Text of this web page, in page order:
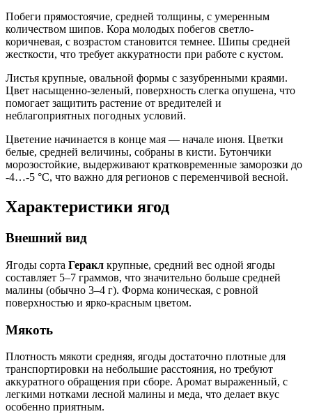
Побеги прямостоячие, средней толщины, с умеренным
количеством шипов. Кора молодых побегов светло-
коричневая, с возрастом становится темнее. Шипы средней
жесткости, что требует аккуратности при работе с кустом.
Листья крупные, овальной формы с зазубренными краями.
Цвет насыщенно-зеленый, поверхность слегка опушена, что
помогает защитить растение от вредителей и
неблагоприятных погодных условий.
Цветение начинается в конце мая — начале июня. Цветки
белые, средней величины, собраны в кисти. Бутончики
морозостойкие, выдерживают кратковременные заморозки до
-4…-5 °C, что важно для регионов с переменчивой весной.
Характеристики ягод
Внешний вид
Ягоды сорта Геракл крупные, средний вес одной ягоды
составляет 5–7 граммов, что значительно больше средней
малины (обычно 3–4 г). Форма коническая, с ровной
поверхностью и ярко-красным цветом.
Мякоть
Плотность мякоти средняя, ягоды достаточно плотные для
транспортировки на небольшие расстояния, но требуют
аккуратного обращения при сборе. Аромат выраженный, с
легкими нотками лесной малины и меда, что делает вкус
особенно приятным.